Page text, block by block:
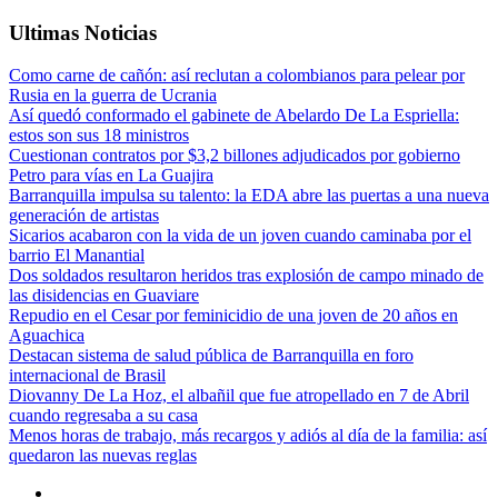
Ultimas Noticias
Como carne de cañón: así reclutan a colombianos para pelear por
Rusia en la guerra de Ucrania
Así quedó conformado el gabinete de Abelardo De La Espriella:
estos son sus 18 ministros
Cuestionan contratos por $3,2 billones adjudicados por gobierno
Petro para vías en La Guajira
Barranquilla impulsa su talento: la EDA abre las puertas a una nueva
generación de artistas
Sicarios acabaron con la vida de un joven cuando caminaba por el
barrio El Manantial
Dos soldados resultaron heridos tras explosión de campo minado de
las disidencias en Guaviare
Repudio en el Cesar por feminicidio de una joven de 20 años en
Aguachica
Destacan sistema de salud pública de Barranquilla en foro
internacional de Brasil
Diovanny De La Hoz, el albañil que fue atropellado en 7 de Abril
cuando regresaba a su casa
Menos horas de trabajo, más recargos y adiós al día de la familia: así
quedaron las nuevas reglas